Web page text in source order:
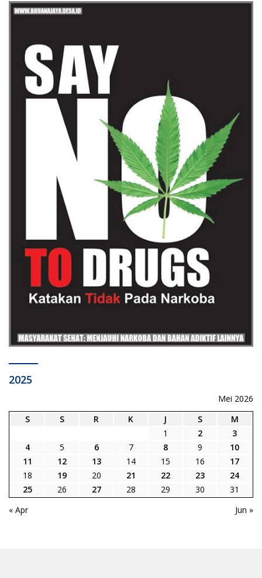
2025
Mei 2026
S
S R K J S
M
1
2
3
4
5 6 7 8 9
10
11
12 13 14 15 16
17
18
19 20 21 22 23
24
25
26 27 28 29 30
31
« Apr
Jun »